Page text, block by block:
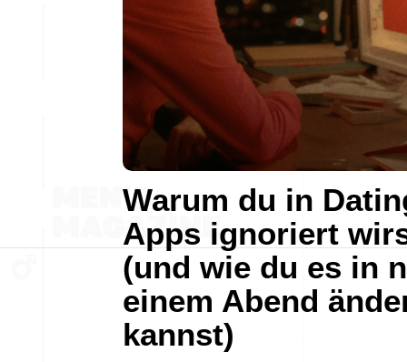
Warum du in
Apps ignoriert
(und wie du es in
einem Abend
kannst)